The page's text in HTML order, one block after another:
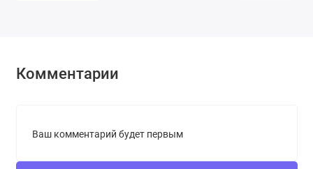
Комментарии
Ваш комментарий будет первым